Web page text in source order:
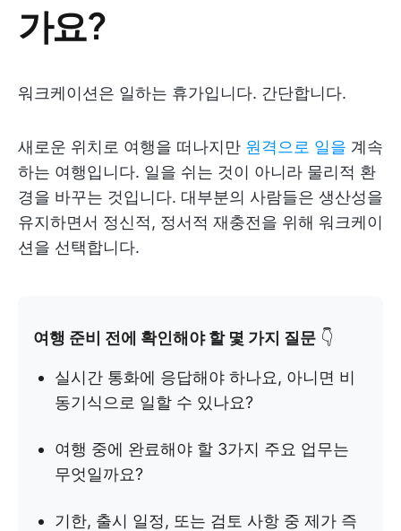
가요?
워크케이션은 일하는 휴가입니다. 간단합니다.
새로운 위치로 여행을 떠나지만 원격으로 일을 계속
하는 여행입니다. 일을 쉬는 것이 아니라 물리적 환
경을 바꾸는 것입니다. 대부분의 사람들은 생산성을
유지하면서 정신적, 정서적 재충전을 위해 워크케이
션을 선택합니다.
여행 준비 전에 확인해야 할 몇 가지 질문 👇
실시간 통화에 응답해야 하나요, 아니면 비
동기식으로 일할 수 있나요?
여행 중에 완료해야 할 3가지 주요 업무는
무엇일까요?
기한, 출시 일정, 또는 검토 사항 중 제가 즉